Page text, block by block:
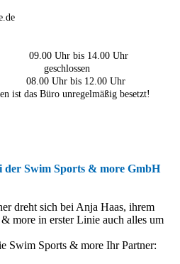
Uhr bis 14.00 Uhr
Uhr bis 12.00 Uhr
ist das Büro unregelmäßig besetzt!
der Swim Sports & more GmbH
dreht sich bei Anja Haas, ihrem
more in erster Linie auch alles um
Swim Sports & more Ihr Partner: